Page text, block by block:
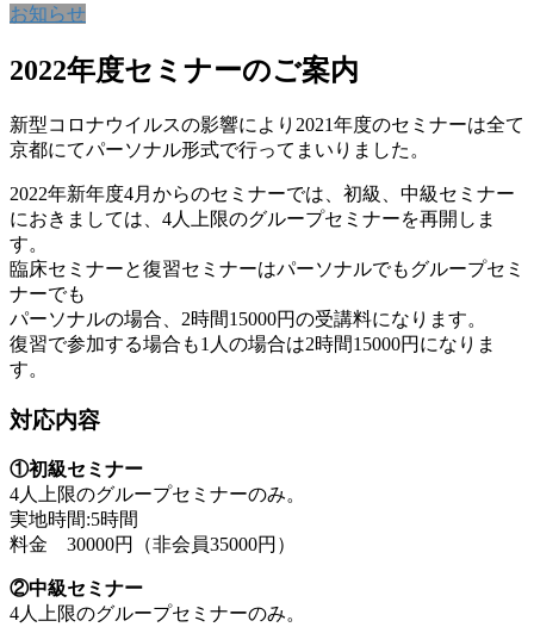
お知らせ
2022年度セミナーのご案内
新型コロナウイルスの影響により2021年度のセミナーは全て
京都にてパーソナル形式で行ってまいりました。
2022年新年度4月からのセミナーでは、初級、中級セミナー
におきましては、4人上限のグループセミナーを再開しま
す。
臨床セミナーと復習セミナーはパーソナルでもグループセミ
ナーでも
パーソナルの場合、2時間15000円の受講料になります。
復習で参加する場合も1人の場合は2時間15000円になりま
す。
対応内容
①初級セミナー
4人上限のグループセミナーのみ。
実地時間:5時間
料金 30000円（非会員35000円）
②中級セミナー
4人上限のグループセミナーのみ。